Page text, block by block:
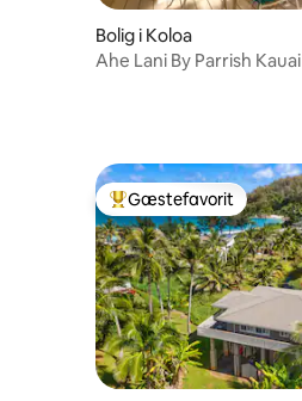
Bolig i Koloa
Ahe Lani By Parrish
Bedste gæstefavorit
Gæstefavorit